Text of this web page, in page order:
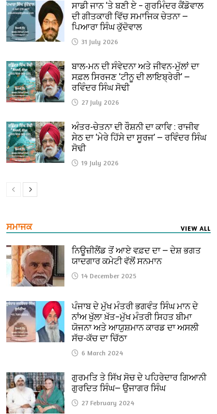
ਸਾਡੀ ਜਾਨ ‘ਤੇ ਬਣੀ ਏ – ਗੁਰਮਿੰਦਰ ਕੈਂਡੋਵਾਲ
ਦੀ ਗੀਤਕਾਰੀ ਵਿੱਚ ਸਮਾਜਿਕ ਚੇਤਨਾ —
ਪਿਆਰਾ ਸਿੰਘ ਕੁੱਦੋਵਾਲ
31 July 2026
ਬਾਲ-ਮਨ ਦੀ ਸੰਵੇਦਨਾ ਅਤੇ ਜੀਵਨ-ਮੁੱਲਾਂ ਦਾ
ਸਫ਼ਲ ਸਿਰਜਣ ‘ਟੀਨੂ ਦੀ ਲਾਇਬ੍ਰੇਰੀ’ —
ਰਵਿੰਦਰ ਸਿੰਘ ਸੋਢੀ
27 July 2026
ਅੰਤਰ-ਚੇਤਨਾ ਦੀ ਰੌਸ਼ਨੀ ਦਾ ਕਾਵਿ : ਰਾਜੀਵ
ਸੇਠ ਦਾ ‘ਮੇਰੇ ਹਿੱਸੇ ਦਾ ਸੂਰਜ’ — ਰਵਿੰਦਰ ਸਿੰਘ
ਸੋਢੀ
19 July 2026
ਸਮਾਜਕ VIEW ALL
ਨਿਊਜ਼ੀਲੈਂਡ ਤੋਂ ਆਏ ਵਫ਼ਦ ਦਾ — ਦੇਸ਼ ਭਗਤ
ਯਾਦਗਾਰ ਕਮੇਟੀ ਵੱਲੋਂ ਸਨਮਾਨ
14 December 2025
ਪੰਜਾਬ ਦੇ ਮੁੱਖ ਮੰਤਰੀ ਭਗਵੰਤ ਸਿੰਘ ਮਾਨ ਦੇ
ਨਾਂਅ ਖੁੱਲਾ ਖ਼ੱਤ–ਮੁੱਖ ਮੰਤਰੀ ਸਿਹਤ ਬੀਮਾ
ਯੋਜਨਾ ਅਤੇ ਆਯੁਸ਼ਮਾਨ ਕਾਰਡ ਦਾ ਅਸਲੀ
ਸੱਚ-ਕੱਚ ਦਾ ਚਿੱਠਾ
6 March 2024
ਗੁਰਮਤਿ ਤੇ ਸਿੱਖ ਸੋਚ ਦੇ ਪਹਿਰੇਦਾਰ ਗਿਆਨੀ
ਗੁਰਦਿਤ ਸਿੰਘ— ਉਜਾਗਰ ਸਿੰਘ
27 February 2024